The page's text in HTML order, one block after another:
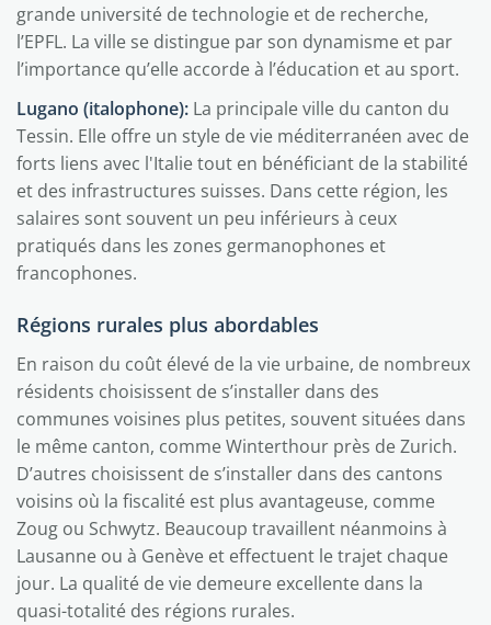
grande université de technologie et de recherche,
l’EPFL. La ville se distingue par son dynamisme et par
l’importance qu’elle accorde à l’éducation et au sport.
Lugano (italophone): La principale ville du canton du
Tessin. Elle offre un style de vie méditerranéen avec de
forts liens avec l'Italie tout en bénéficiant de la stabilité
et des infrastructures suisses. Dans cette région, les
salaires sont souvent un peu inférieurs à ceux
pratiqués dans les zones germanophones et
francophones.
Régions rurales plus abordables
En raison du coût élevé de la vie urbaine, de nombreux
résidents choisissent de s’installer dans des
communes voisines plus petites, souvent situées dans
le même canton, comme Winterthour près de Zurich.
D’autres choisissent de s’installer dans des cantons
voisins où la fiscalité est plus avantageuse, comme
Zoug ou Schwytz. Beaucoup travaillent néanmoins à
Lausanne ou à Genève et effectuent le trajet chaque
jour. La qualité de vie demeure excellente dans la
quasi-totalité des régions rurales.